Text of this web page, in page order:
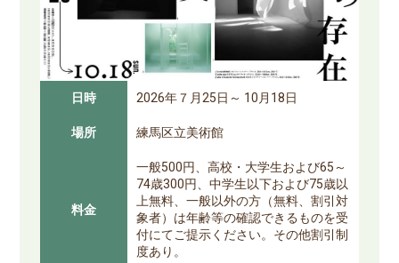
日時
2026年７月25日～ 10月18日
場所
練馬区立美術館
料金
一般500円、高校・大学生および65～
74歳300円、中学生以下および75歳以
上無料、一般以外の方（無料、割引対
象者）は年齢等の確認できるものを受
付にてご提示ください。その他割引制
度あり。